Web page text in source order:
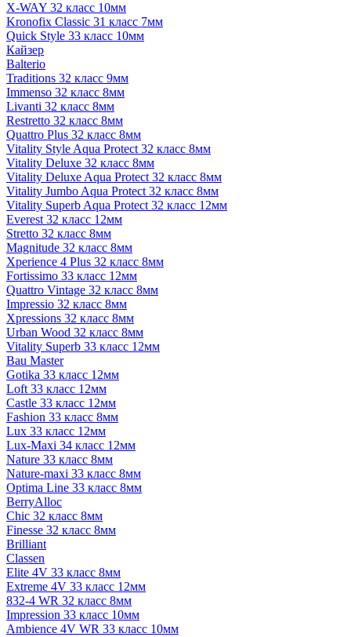
X-WAY 32 класс 10мм
Kronofix Classic 31 класс 7мм
Quick Style 33 класс 10мм
Кайзер
Balterio
Traditions 32 класс 9мм
Immenso 32 класс 8мм
Livanti 32 класс 8мм
Restretto 32 класс 8мм
Quattro Plus 32 класс 8мм
Vitality Style Aqua Protect 32 класс 8мм
Vitality Deluxe 32 класс 8мм
Vitality Deluxe Aqua Protect 32 класс 8мм
Vitality Jumbo Aqua Protect 32 класс 8мм
Vitality Superb Aqua Protect 32 класс 12мм
Everest 32 класс 12мм
Stretto 32 класс 8мм
Magnitude 32 класс 8мм
Xperience 4 Plus 32 класс 8мм
Fortissimo 33 класс 12мм
Quattro Vintage 32 класс 8мм
Impressio 32 класс 8мм
Xpressions 32 класс 8мм
Urban Wood 32 класс 8мм
Vitality Superb 33 класс 12мм
Bau Master
Gotika 33 класс 12мм
Loft 33 класс 12мм
Castle 33 класс 12мм
Fashion 33 класс 8мм
Lux 33 класс 12мм
Lux-Maxi 34 класс 12мм
Nature 33 класс 8мм
Nature-maxi 33 класс 8мм
Optima Line 33 класс 8мм
BerryAlloc
Chic 32 класс 8мм
Finesse 32 класс 8мм
Brilliant
Classen
Elite 4V 33 класс 8мм
Extreme 4V 33 класс 12мм
832-4 WR 32 класс 8мм
Impression 33 класс 10мм
Ambience 4V WR 33 класс 10мм